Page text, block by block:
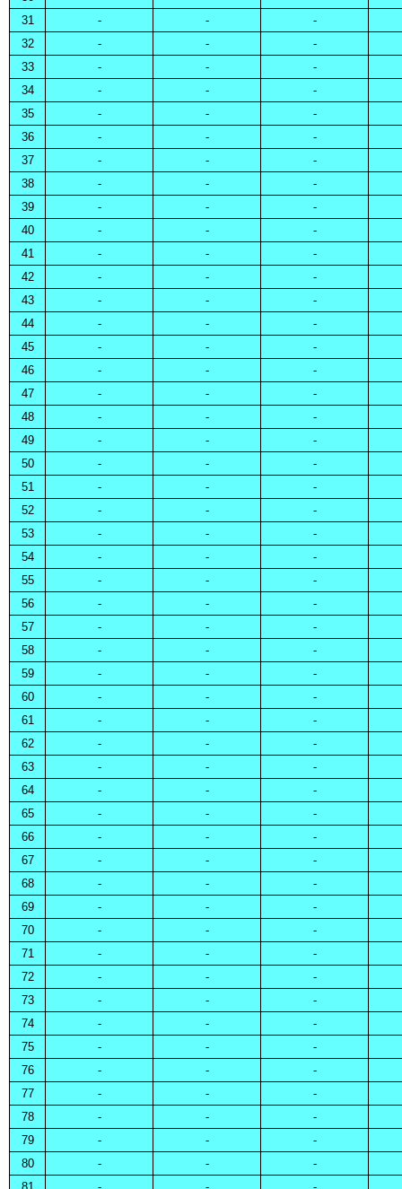
31
- -
-
32
- -
-
33
- -
-
34
- -
-
35
- -
-
36
- -
-
37
- -
-
38
- -
-
39
- -
-
40
- -
-
41
- -
-
42
- -
-
43
- -
-
44
- -
-
45
- -
-
46
- -
-
47
- -
-
48
- -
-
49
- -
-
50
- -
-
51
- -
-
52
- -
-
53
- -
-
54
- -
-
55
- -
-
56
- -
-
57
- -
-
58
- -
-
59
- -
-
60
- -
-
61
- -
-
62
- -
-
63
- -
-
64
- -
-
65
- -
-
66
- -
-
67
- -
-
68
- -
-
69
- -
-
70
- -
-
71
- -
-
72
- -
-
73
- -
-
74
- -
-
75
- -
-
76
- -
-
77
- -
-
78
- -
-
79
- -
-
80
- -
-